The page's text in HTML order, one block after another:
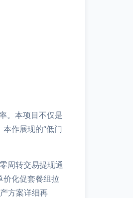
。本项目不仅是
作展现的“低门
周转交易提现通
价化促套餐组拉
方案详细再